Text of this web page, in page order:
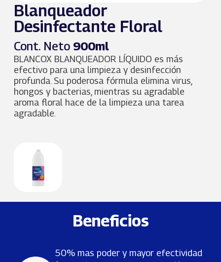
Blanqueador
Desinfectante Floral
Cont. Neto 900ml
BLANCOX BLANQUEADOR LÍQUIDO es más
efectivo para una limpieza y desinfección
profunda. Su poderosa fórmula elimina virus,
hongos y bacterias, mientras su agradable
aroma floral hace de la limpieza una tarea
agradable.
Beneficios
50% mas poder y mayor efectividad